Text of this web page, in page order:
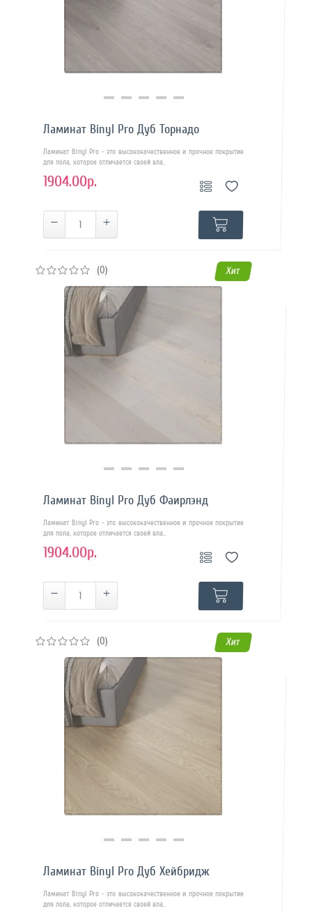
Купить в 1 клик
Ламинат Binyl Pro Дуб Торнадо
Ламинат Binyl Pro - это высококачественное и прочное покрытие
для пола, которое отличается своей вла..
1904.00р.
(0) Хит
Купить в 1 клик
Ламинат Binyl Pro Дуб Фаирлэнд
Ламинат Binyl Pro - это высококачественное и прочное покрытие
для пола, которое отличается своей вла..
1904.00р.
(0) Хит
Купить в 1 клик
Ламинат Binyl Pro Дуб Хейбридж
Ламинат Binyl Pro - это высококачественное и прочное покрытие
для пола, которое отличается своей вла..